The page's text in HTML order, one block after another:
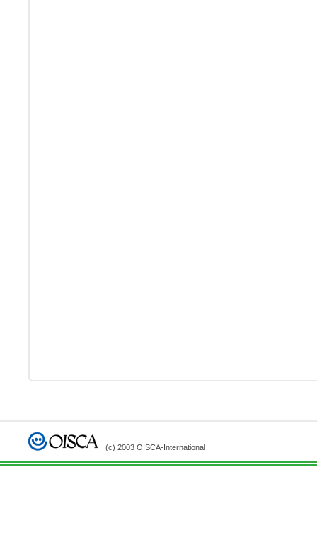
(c) 2003 OISCA-International